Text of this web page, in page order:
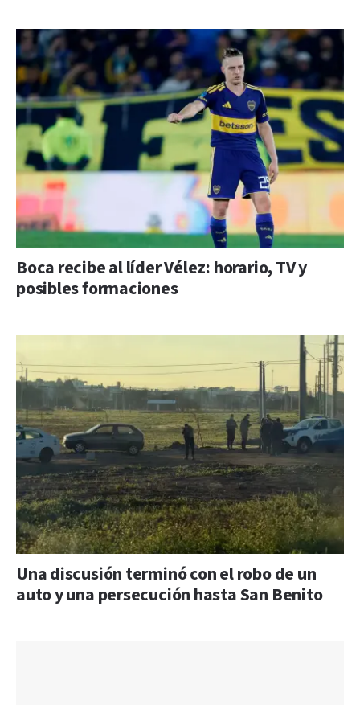
Boca recibe al líder Vélez: horario, TV y
posibles formaciones
Una discusión terminó con el robo de un
auto y una persecución hasta San Benito